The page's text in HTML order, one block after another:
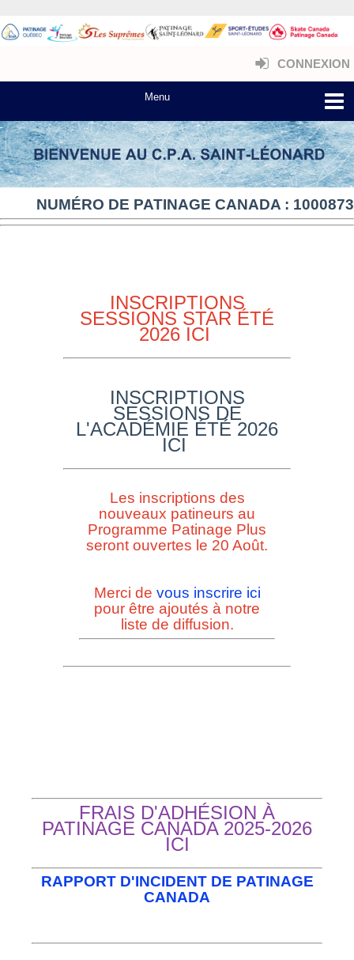
CONNEXION
NUMÉRO DE PATINAGE CANADA : 1000873
INSCRIPTIONS
SESSIONS STAR ÉTÉ
2026 ICI
INSCRIPTIONS
SESSIONS DE
L'ACADÉMIE ÉTÉ 2026
ICI
Les inscriptions des
nouveaux patineurs au
Programme Patinage Plus
seront ouvertes le 20 Août.
Merci de vous inscrire ici
pour être ajoutés à notre
liste de diffusion.
FRAIS D'ADHÉSION À
PATINAGE CANADA 2025-2026
ICI
RAPPORT D'INCIDENT DE PATINAGE
CANADA